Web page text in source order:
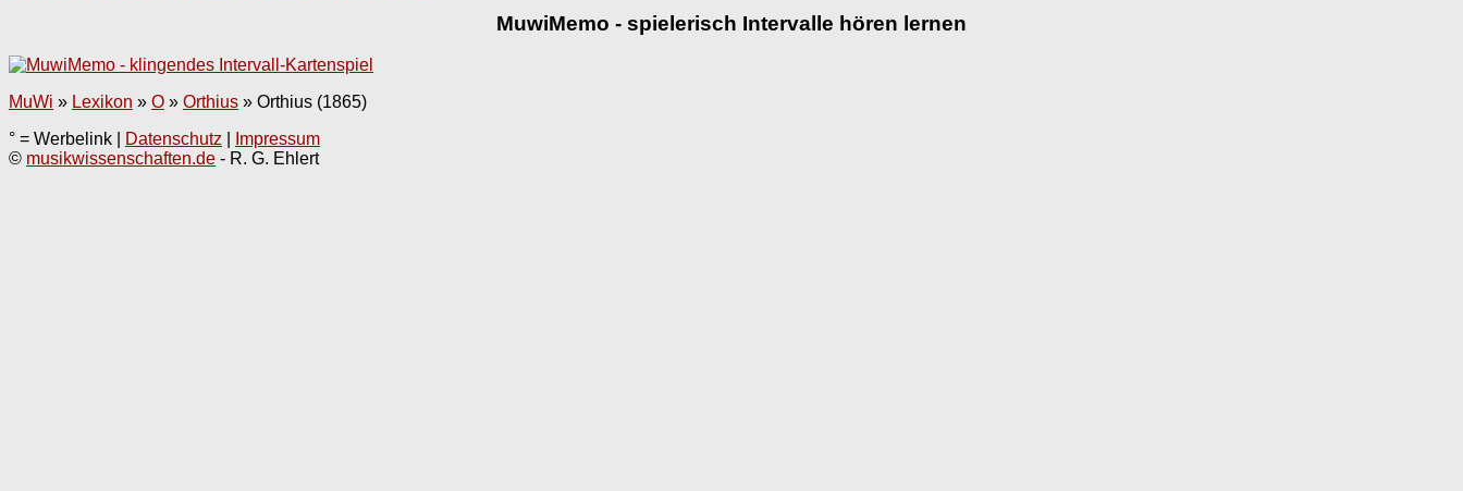
MuwiMemo - spielerisch Intervalle hören lernen
MuWi » Lexikon » O » Orthius » Orthius (1865)
° = Werbelink |
Datenschutz
Impressum
© musikwissenschaften.de - R. G. Ehlert